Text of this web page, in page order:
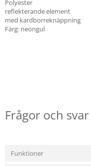
Polyester
reflekterande element
med kardborreknäppning
Färg: neongul
Frågor och svar
Funktioner